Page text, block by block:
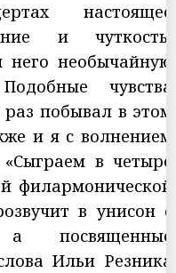
настоящее
и чуткость,
него необычайную
чувства
побывал в этом
и я с волнением
в четыре
филармонической
в унисон с
посвященные
Ильи Резника